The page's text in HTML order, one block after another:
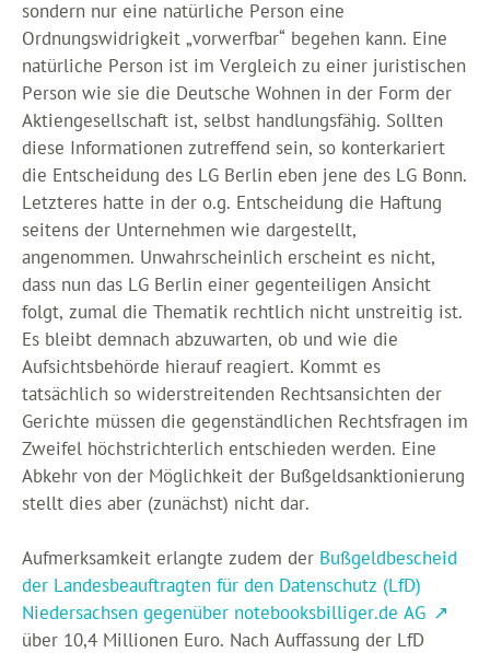
sondern nur eine natürliche Person eine
Ordnungswidrigkeit „vorwerfbar“ begehen kann. Eine
natürliche Person ist im Vergleich zu einer juristischen
Person wie sie die Deutsche Wohnen in der Form der
Aktiengesellschaft ist, selbst handlungsfähig. Sollten
diese Informationen zutreffend sein, so konterkariert
die Entscheidung des LG Berlin eben jene des LG Bonn.
Letzteres hatte in der o.g. Entscheidung die Haftung
seitens der Unternehmen wie dargestellt,
angenommen. Unwahrscheinlich erscheint es nicht,
dass nun das LG Berlin einer gegenteiligen Ansicht
folgt, zumal die Thematik rechtlich nicht unstreitig ist.
Es bleibt demnach abzuwarten, ob und wie die
Aufsichtsbehörde hierauf reagiert. Kommt es
tatsächlich so widerstreitenden Rechtsansichten der
Gerichte müssen die gegenständlichen Rechtsfragen im
Zweifel höchstrichterlich entschieden werden. Eine
Abkehr von der Möglichkeit der Bußgeldsanktionierung
stellt dies aber (zunächst) nicht dar.
Aufmerksamkeit erlangte zudem der Bußgeldbescheid
der Landesbeauftragten für den Datenschutz (LfD)
Niedersachsen gegenüber notebooksbilliger.de AG
über 10,4 Millionen Euro. Nach Auffassung der LfD